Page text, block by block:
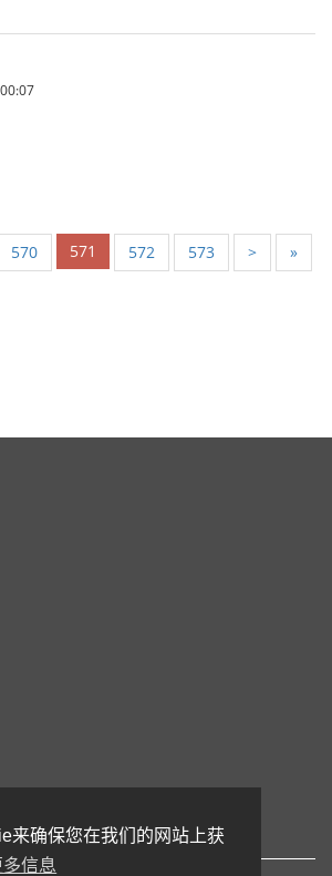
来确保您在我们的网站上获
多信息
570 571 572 573 > »